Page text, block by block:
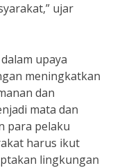
ujar
upaya
meningkatkan
dan
mata dan
para pelaku
harus ikut
lingkungan